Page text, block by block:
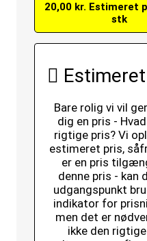
20,00 kr. Estimeret
stk
Bare rolig vi vil
dig en pris -
rigtige pris? Vi
estimeret pris,
er en pris
denne pris - kan
udgangspunkt
indikator for
men det er
ikke den